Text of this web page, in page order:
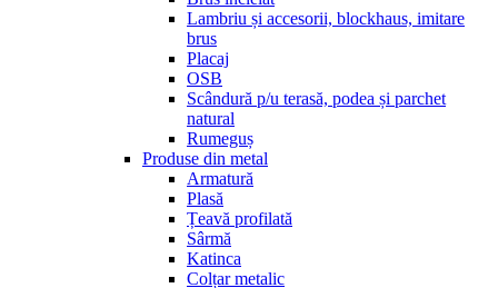
Lambriu și accesorii, blockhaus, imitare
brus
Placaj
OSB
Scândură p/u terasă, podea și parchet
natural
Rumeguș
Produse din metal
Armatură
Plasă
Țeavă profilată
Sârmă
Katinca
Colțar metalic